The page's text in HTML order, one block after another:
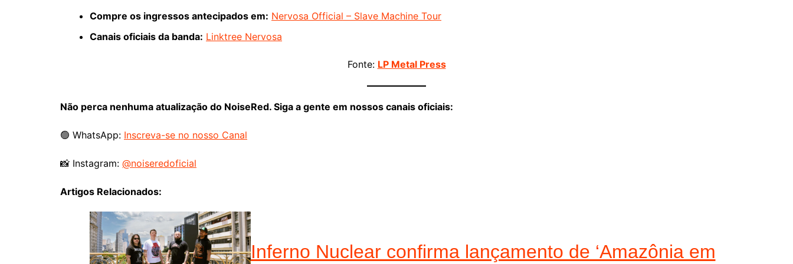
Compre os ingressos antecipados em: Nervosa Official – Slave Machine Tour
Canais oficiais da banda: Linktree Nervosa
Fonte: LP Metal Press
Não perca nenhuma atualização do NoiseRed. Siga a gente em nossos canais oficiais:
🟢 WhatsApp: Inscreva-se no nosso Canal
📸 Instagram: @noiseredoficial
Artigos Relacionados:
Inferno Nuclear confirma lançamento de ‘Amazônia em